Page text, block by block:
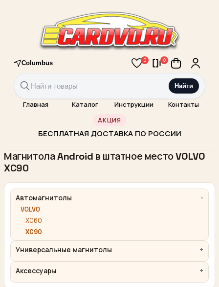
Columbus 0 0
Найти
Главная Каталог Инструкции Контакты
АКЦИЯ
БЕСПЛАТНАЯ ДОСТАВКА ПО РОССИИ
Магнитола Android в штатное место VOLVO
XC90
Автомагнитолы
VOLVO
XC60
XC90
Универсальные магнитолы
Аксессуары